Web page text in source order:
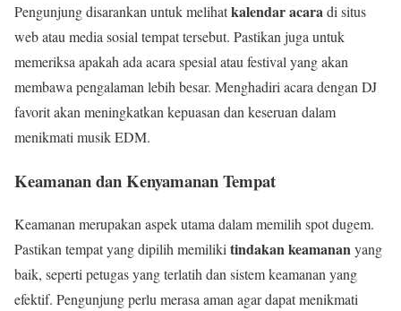
Pengunjung disarankan untuk melihatkalendar acaradi situs
web atau media sosial tempat tersebut. Pastikan juga untuk
memeriksa apakah ada acara spesial atau festival yang akan
membawa pengalaman lebih besar. Menghadiri acara dengan DJ
favorit akan meningkatkan kepuasan dan keseruan dalam
menikmati musik EDM.
Keamanan dan Kenyamanan Tempat
Keamanan merupakan aspek utama dalam memilih spot dugem.
Pastikan tempat yang dipilih memilikitindakan keamananyang
baik, seperti petugas yang terlatih dan sistem keamanan yang
efektif. Pengunjung perlu merasa aman agar dapat menikmati